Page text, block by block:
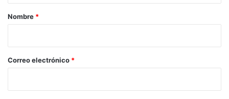
r
*
Nombre *
Correo electrónico *